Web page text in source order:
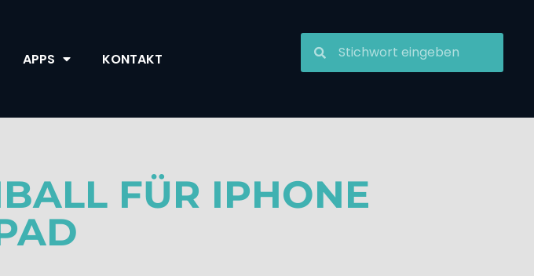
APPS KONTAKT
FÜR IPHONE